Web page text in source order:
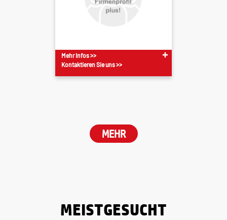
Mehr Infos >>
Kontaktieren Sie uns >>
MEHR
MEISTGESUCHT